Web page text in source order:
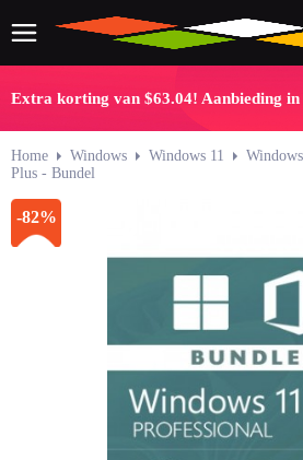
Extra korting van $63.04! Aanbieding in
Home Windows Windows 11
Plus - Bundel
-82%